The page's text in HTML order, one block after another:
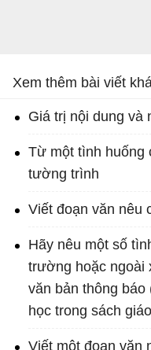
Xem thêm bài viết
Giá trị nội dung và
Từ một tình huống
tường trình
Viết đoạn văn nêu
Hãy nêu một số
trường hoặc ngoài
văn bản thông
học trong sách
Viết một đoạn văn